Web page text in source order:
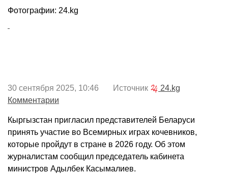
Фотографии: 24.kg
30 сентября 2025, 10:46 Источник
24.kg
Комментарии
Кыргызстан пригласил представителей Беларуси
принять участие во Всемирных играх кочевников,
которые пройдут в стране в 2026 году. Об этом
журналистам сообщил председатель кабинета
министров Адылбек Касымалиев.